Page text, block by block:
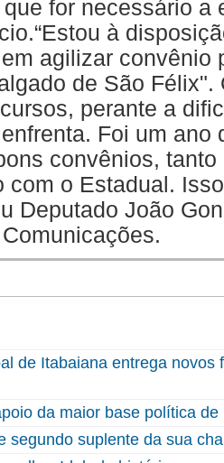
for necessário a
à
agilizar convênio
de São Félix".
perante a
Foi um ano
convênios, tanto
com o Estadual.
Deputado João
de Itabaiana entrega novos
da maior base política de
segundo suplente da sua